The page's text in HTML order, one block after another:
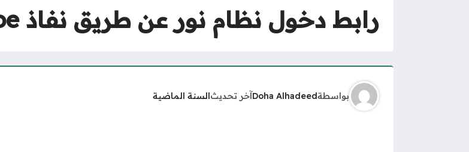
رابط دخول نظام نور عن طريق نفاذ noor.moe
بواسطةDoha Alhadeedآخر تحديثالسنة الماضية